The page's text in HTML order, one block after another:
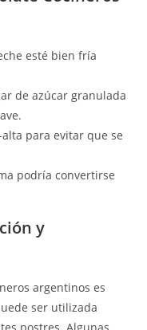
esté bien fría
de azúcar granulada
para evitar que se
podría convertirse
y
argentinos es
ser utilizada